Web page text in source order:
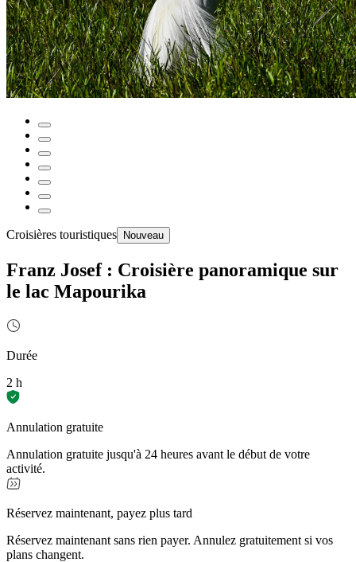
Croisières touristiques Nouveau
Franz Josef : Croisière panoramique sur
le lac Mapourika
Durée
2 h
Annulation gratuite
Annulation gratuite jusqu'à 24 heures avant le début de votre
activité.
Réservez maintenant, payez plus tard
Réservez maintenant sans rien payer. Annulez gratuitement si vos
plans changent.